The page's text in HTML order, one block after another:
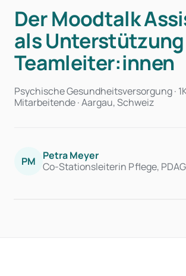
Der Moodtalk
als
Teamleiter:innen
Psychische Gesundheitsversorgung ·
Mitarbeitende · Aargau, Schweiz
PM
Petra Meyer
Co-Stationsleiterin Pflege, PDAG